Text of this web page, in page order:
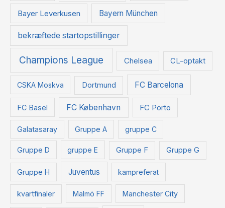
Bayer Leverkusen Bayern München
bekræftede startopstillinger
Champions League Chelsea CL-optakt
CSKA Moskva Dortmund FC Barcelona
FC Basel FC København FC Porto
Galatasaray Gruppe A gruppe C
Gruppe D gruppe E Gruppe F Gruppe G
Gruppe H Juventus kampreferat
kvartfinaler Malmö FF Manchester City